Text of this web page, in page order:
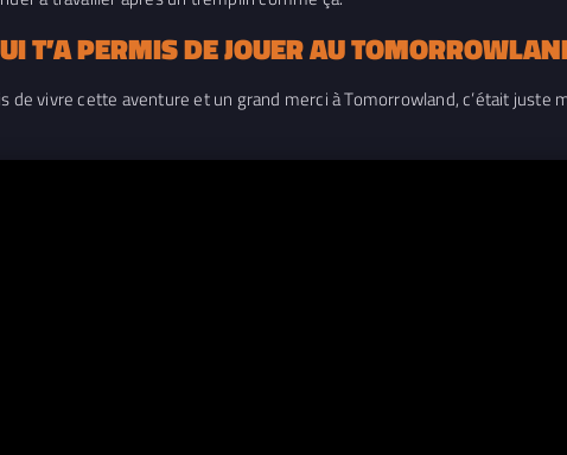
T’A PERMIS DE JOUER AU
de vivre cette aventure et un grand merci à Tomorrowland, c’était juste